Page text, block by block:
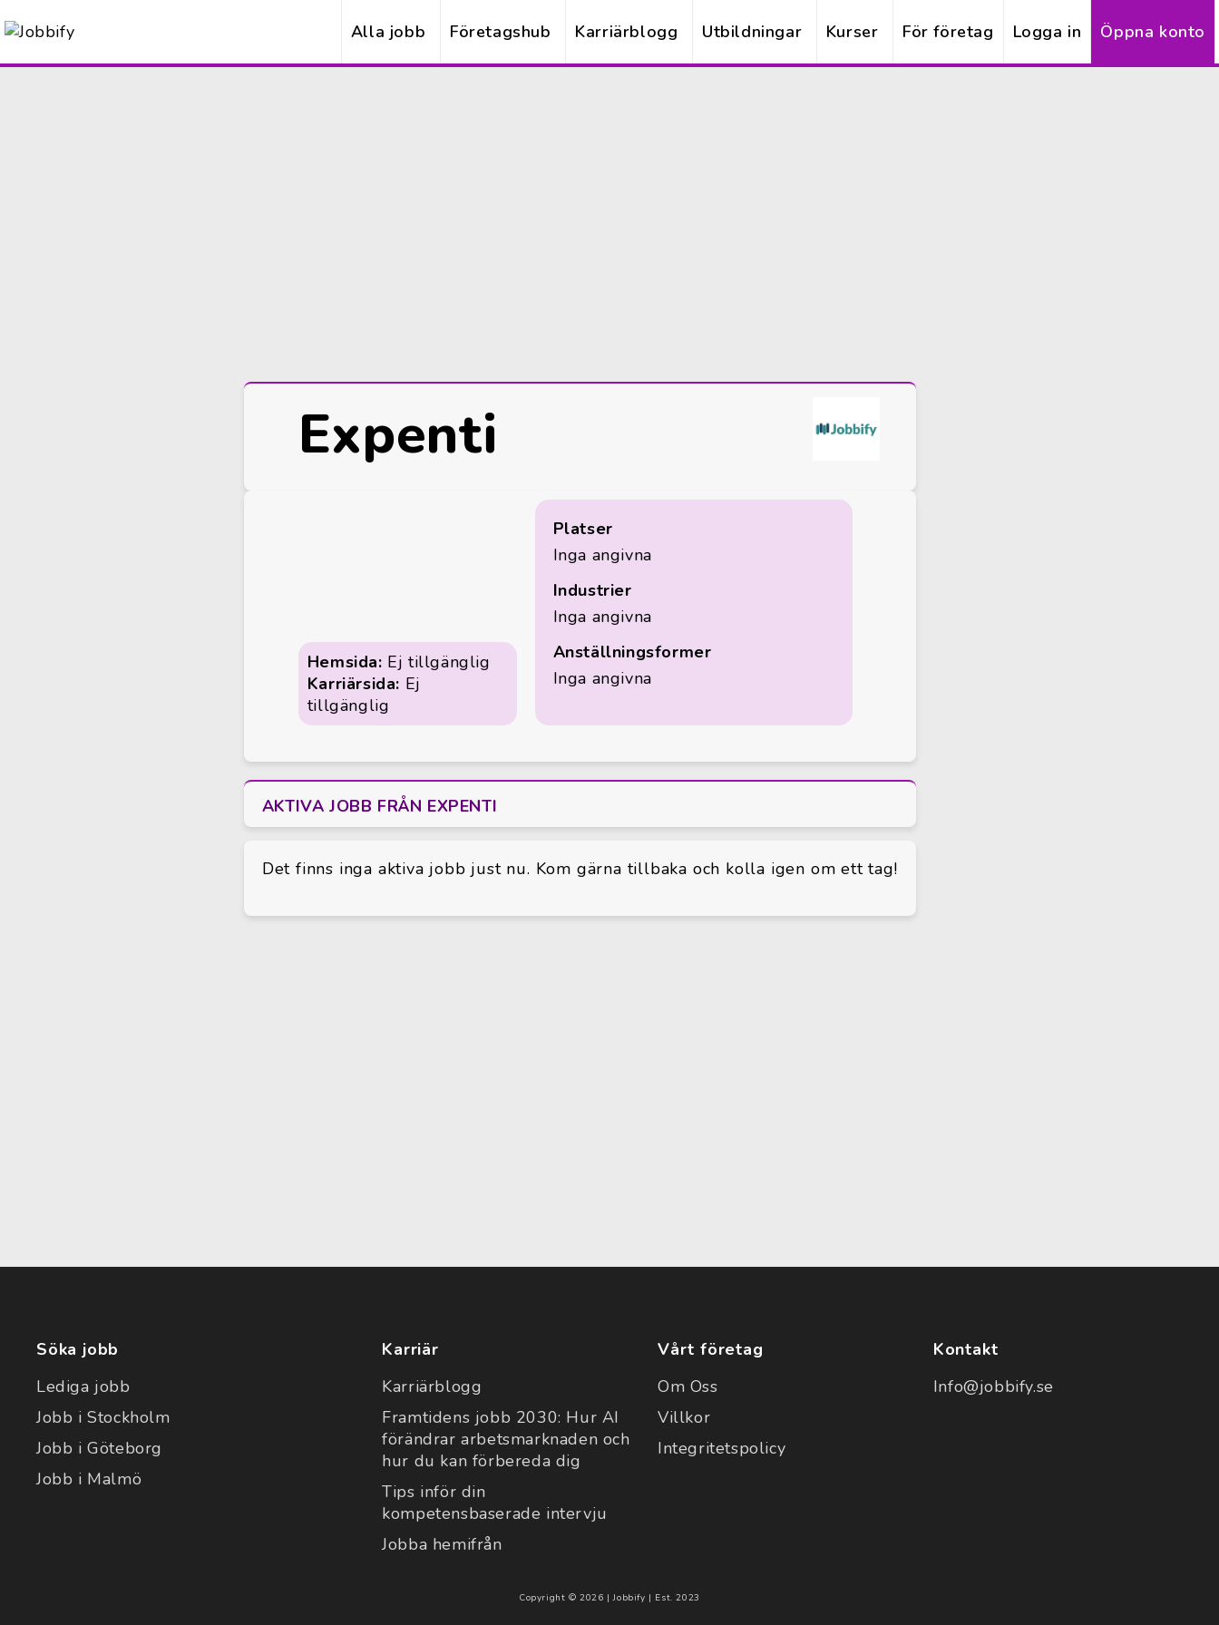
Alla jobb Företagshub Karriärblogg Utbildningar Kurser För företag Logga in Öppna konto
Expenti
Hemsida: Ej tillgänglig
Karriärsida: Ej
tillgänglig
Platser
Inga angivna
Industrier
Inga angivna
Anställningsformer
Inga angivna
AKTIVA JOBB FRÅN EXPENTI
Det finns inga aktiva jobb just nu. Kom gärna tillbaka och kolla igen om ett tag!
Söka jobb
Lediga jobb
Jobb i Stockholm
Jobb i Göteborg
Jobb i Malmö
Karriär
Karriärblogg
Framtidens jobb 2030: Hur AI
förändrar arbetsmarknaden och
hur du kan förbereda dig
Tips inför din
kompetensbaserade intervju
Jobba hemifrån
Vårt företag
Om Oss
Villkor
Integritetspolicy
Kontakt
Info@jobbify.se
Copyright © 2026 | Jobbify | Est. 2023